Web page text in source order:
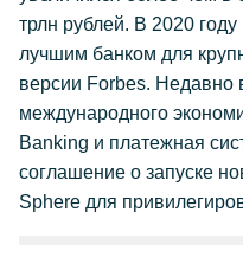
трлн рублей. В 2020
лучшим банком для
версии Forbes. Недавно
международного
Banking и платежная
соглашение о запуске
Sphere для